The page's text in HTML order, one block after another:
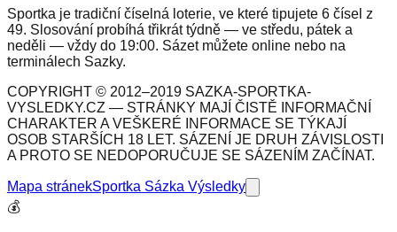
Sportka je tradiční číselná loterie, ve které tipujete 6 čísel z
49. Slosování probíhá třikrát týdně — ve středu, pátek a
neděli — vždy do 19:00. Sázet můžete online nebo na
terminálech Sazky.
COPYRIGHT © 2012–2019 SAZKA-SPORTKA-
VYSLEDKY.CZ — STRÁNKY MAJÍ ČISTĚ INFORMAČNÍ
CHARAKTER A VEŠKERÉ INFORMACE SE TÝKAJÍ
OSOB STARŠÍCH 18 LET. SÁZENÍ JE DRUH ZÁVISLOSTI
A PROTO SE NEDOPORUČUJE SE SÁZENÍM ZAČÍNAT.
Mapa stránekSportka Sázka Výsledky
💰